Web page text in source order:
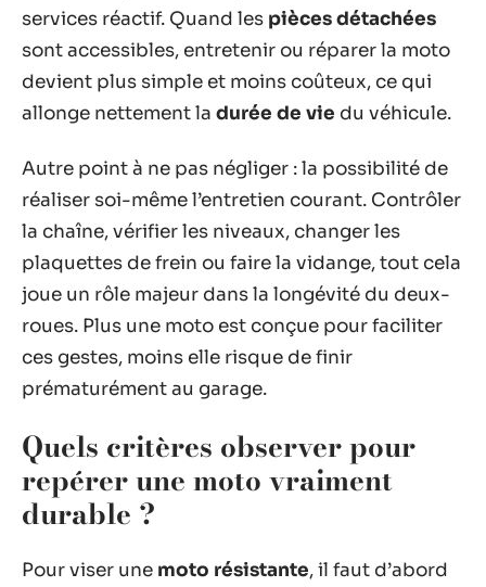
services réactif. Quand les pièces détachées
sont accessibles, entretenir ou réparer la moto
devient plus simple et moins coûteux, ce qui
allonge nettement la durée de vie du véhicule.
Autre point à ne pas négliger : la possibilité de
réaliser soi-même l’entretien courant. Contrôler
la chaîne, vérifier les niveaux, changer les
plaquettes de frein ou faire la vidange, tout cela
joue un rôle majeur dans la longévité du deux-
roues. Plus une moto est conçue pour faciliter
ces gestes, moins elle risque de finir
prématurément au garage.
Quels critères observer pour
repérer une moto vraiment
durable ?
Pour viser une moto résistante, il faut d’abord